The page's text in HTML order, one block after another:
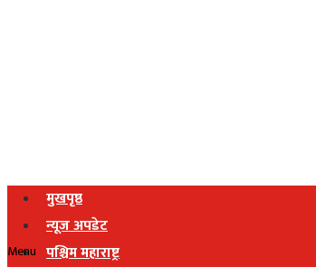
मुखपृष्ठ
न्यूज अपडेट
पश्चिम महाराष्ट्र
Menu